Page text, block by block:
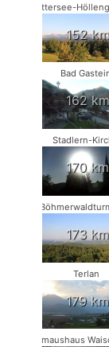
Attersee-
152 km
Bad
162 km
Stadlern-
170 km
173 km
Terlan
179 km
Fledermaushaus